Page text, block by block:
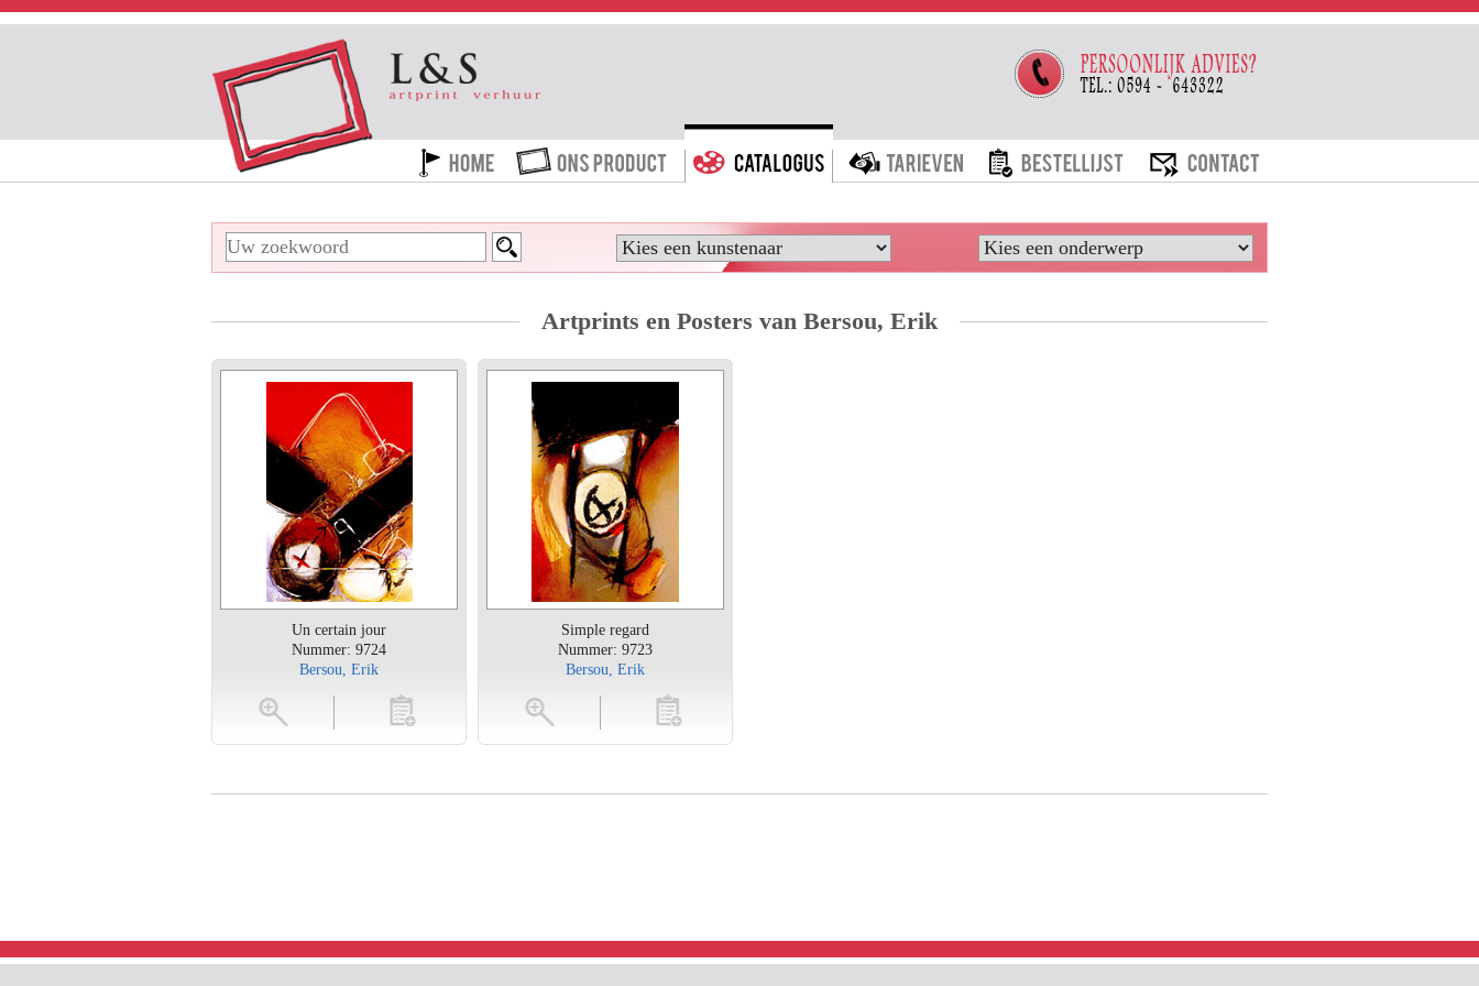
HOME ONS PRODUCT CATALOGUS TARIEVEN BESTELLIJST CONTACT
Artprints en Posters van Bersou, Erik
Un certain jour
Nummer: 9724
Bersou, Erik
toevoegen
Simple regard
Nummer: 9723
Bersou, Erik
vergroten toevoegen